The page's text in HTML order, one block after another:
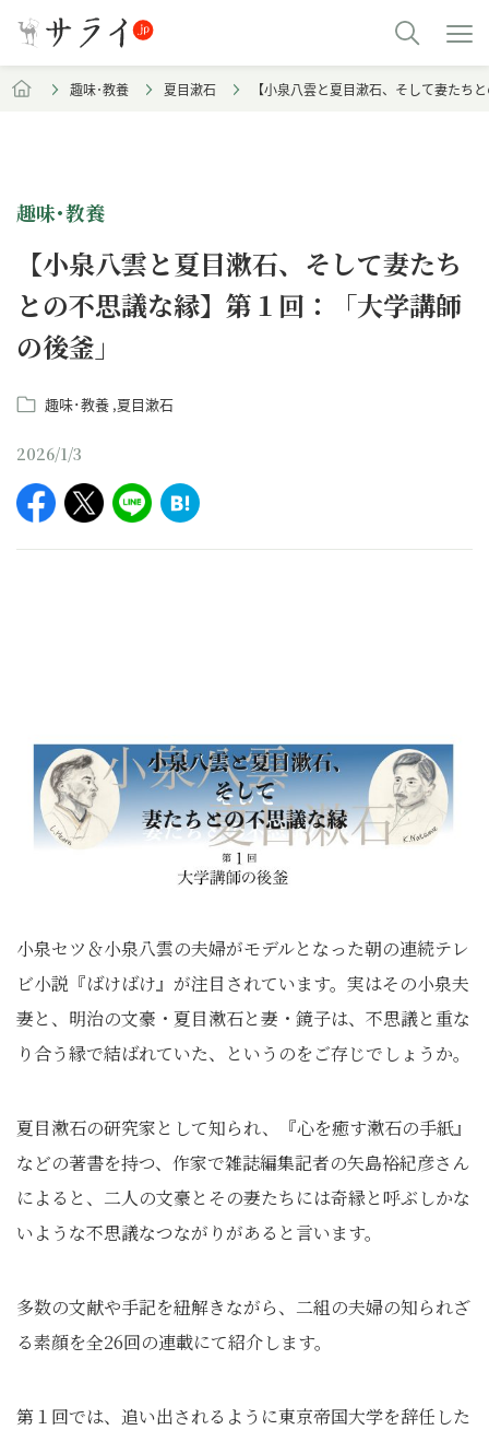
趣味･教養 夏目漱石 【小泉八雲と夏目漱石、そして妻たち
趣味･教養
【小泉八雲と夏目漱石、そして妻たち
との不思議な縁】第１回：「大学講師
の後釜」
趣味･教養 夏目漱石
2026/1/3
小泉セツ＆小泉八雲の夫婦がモデルとなった朝の連続テレ
ビ小説『ばけばけ』が注目されています。実はその小泉夫
妻と、明治の文豪・夏目漱石と妻・鏡子は、不思議と重な
り合う縁で結ばれていた、というのをご存じでしょうか。
夏目漱石の研究家として知られ、『心を癒す漱石の手紙』
などの著書を持つ、作家で雑誌編集記者の矢島裕紀彦さん
によると、二人の文豪とその妻たちには奇縁と呼ぶしかな
いような不思議なつながりがあると言います。
多数の文献や手記を紐解きながら、二組の夫婦の知られざ
る素顔を全26回の連載にて紹介します。
第１回では、追い出されるように東京帝国大学を辞任した